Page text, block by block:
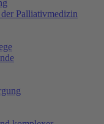
Palliativmedizin